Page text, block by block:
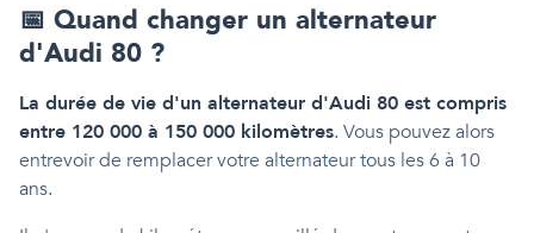
📅 Quand changer un alternateur
d'Audi 80 ?
La durée de vie d'un alternateur d'Audi 80 est compris
entre 120 000 à 150 000 kilomètres. Vous pouvez alors
entrevoir de remplacer votre alternateur tous les 6 à 10
ans.